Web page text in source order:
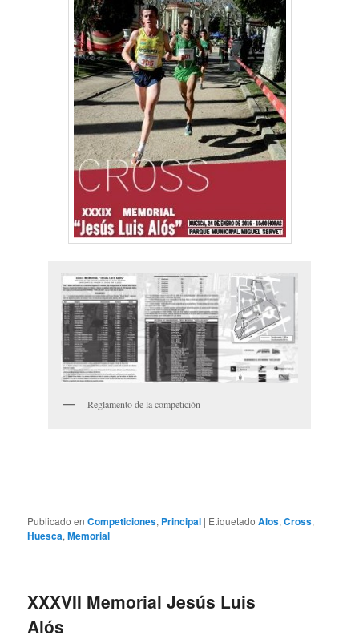
Reglamento de la competición
Publicado en Competiciones, Principal | Etiquetado Alos,Cross,
Huesca,Memorial
XXXVII Memorial Jesús Luis
Alós